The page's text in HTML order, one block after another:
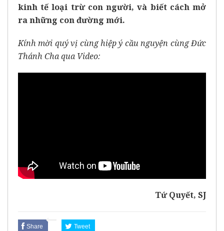
kinh tế loại trừ con người, và biết cách mở
ra những con đường mới.
Kính mời quý vị cùng hiệp ý cầu nguyện cùng Đức
Thánh Cha qua Video:
Tứ Quyết, SJ
Share Tweet